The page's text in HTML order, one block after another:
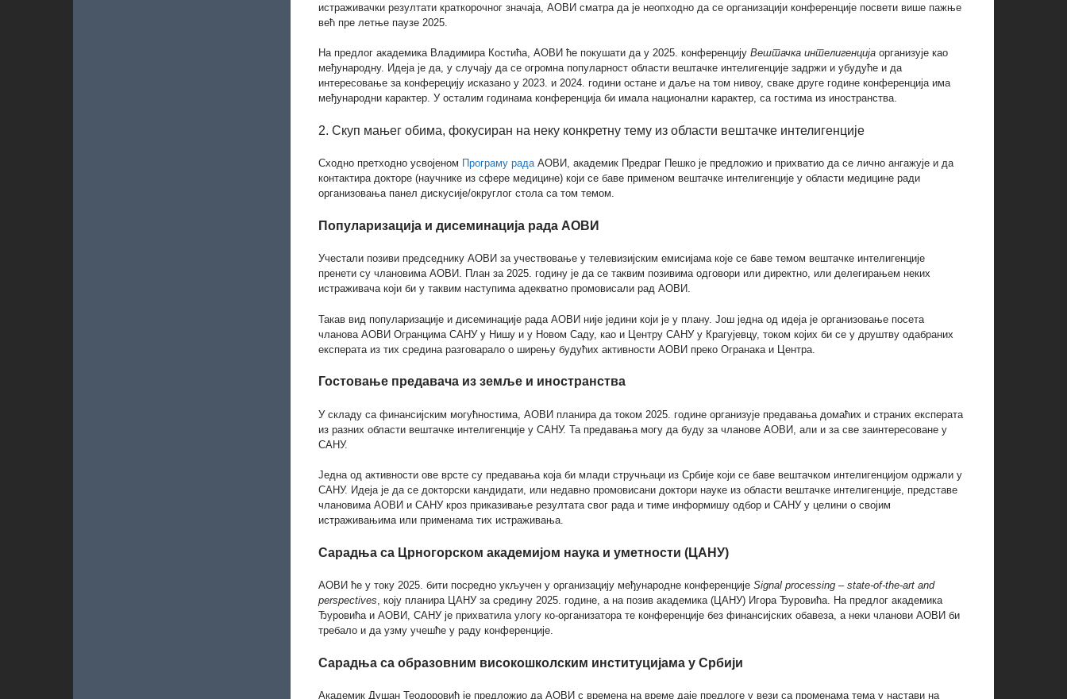
истраживачки резултати краткорочног значаја, АОВИ сматра да је неопходно да се организацији конференције посвети више пажње
већ пре летње паузе 2025.
На предлог академика Владимира Костића, АОВИ ће покушати да у 2025. конференцијуВештачка интелигенција организује као
међународну. Идеја је да, у случају да се огромна популарност области вештачке интелигенције задржи и убудуће и да
интересовање за конферецију исказано у 2023. и 2024. години остане и даље на том нивоу, сваке друге године конференција има
међународни карактер. У осталим годинама конференција би имала национални карактер, са гостима из иностранства.
2. Скуп мањег обима, фокусиран на неку конкретну тему из области вештачке интелигенције
Сходно претходно усвојеном Програму радаАОВИ, академик Предраг Пешко је предложио и прихватио да се лично ангажује и да
контактира докторе (научнике из сфере медицине) који се баве применом вештачке интелигенције у области медицине ради
организовања панел дискусије/округлог стола са том темом.
Популаризација и дисеминација рада АОВИ
Учестали позиви председнику АОВИ за учествовање у телевизијским емисијама које се баве темом вештачке интелигенције
пренети су члановима АОВИ. План за 2025. годину је да се таквим позивима одговори или директно, или делегирањем неких
истраживача који би у таквим наступима адекватно промовисали рад АОВИ.
Такав вид популаризације и дисеминације рада АОВИ није једини који је у плану. Још једна од идеја је организовање посета
чланова АОВИ Огранцима САНУ у Нишу и у Новом Саду, као и Центру САНУ у Крагујевцу, током којих би се у друштву одабраних
експерата из тих средина разговарало о ширењу будућих активности АОВИ преко Огранака и Центра.
Гостовање предавача из земље и иностранства
У складу са финансијским могућностима, АОВИ планира да током 2025. године организује предавања домаћих и страних експерата
из разних области вештачке интелигенције у САНУ. Та предавања могу да буду за чланове АОВИ, али и за све заинтересоване у
САНУ.
Једна од активности ове врсте су предавања која би млади стручњаци из Србије који се баве вештачком интелигенцијом одржали у
САНУ. Идеја је да се докторски кандидати, или недавно промовисани доктори науке из области вештачке интелигенције, представе
члановима АОВИ и САНУ кроз приказивање резултата свог рада и тиме информишу одбор и САНУ у целини о својим
истраживањима или применама тих истраживања.
Сарадња са Црногорском академијом наука и уметности (ЦАНУ)
АОВИ ће у току 2025. бити посредно укључен у организацију међународне конференцијеSignal processing – state-of-the-art and
perspectives, коју планира ЦАНУ за средину 2025. године, а на позив академика (ЦАНУ) Игора Ђуровића. На предлог академика
Ђуровића и АОВИ, САНУ је прихватила улогу ко-организатора те конференције без финансијских обавеза, а неки чланови АОВИ би
требало и да узму учешће у раду конференције.
Сарадња са образовним високошколским институцијама у Србији
Академик Душан Теодоровић је предложио да АОВИ с времена на време даје предлоге у вези са променама тема у настави на